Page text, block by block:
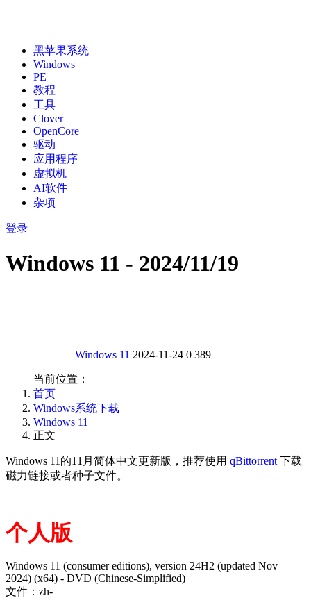
黑苹果系统
Windows
PE
教程
工具
Clover
OpenCore
驱动
应用程序
虚拟机
AI软件
杂项
登录
Windows 11 - 2024/11/19
Windows 11 2024-11-24 0 389
当前位置：
首页
Windows系统下载
Windows 11
正文
Windows 11的11月简体中文更新版，推荐使用 qBittorrent 下载
磁力链接或者种子文件。
个人版
Windows 11 (consumer editions), version 24H2 (updated Nov
2024) (x64) - DVD (Chinese-Simplified)
文件：zh-